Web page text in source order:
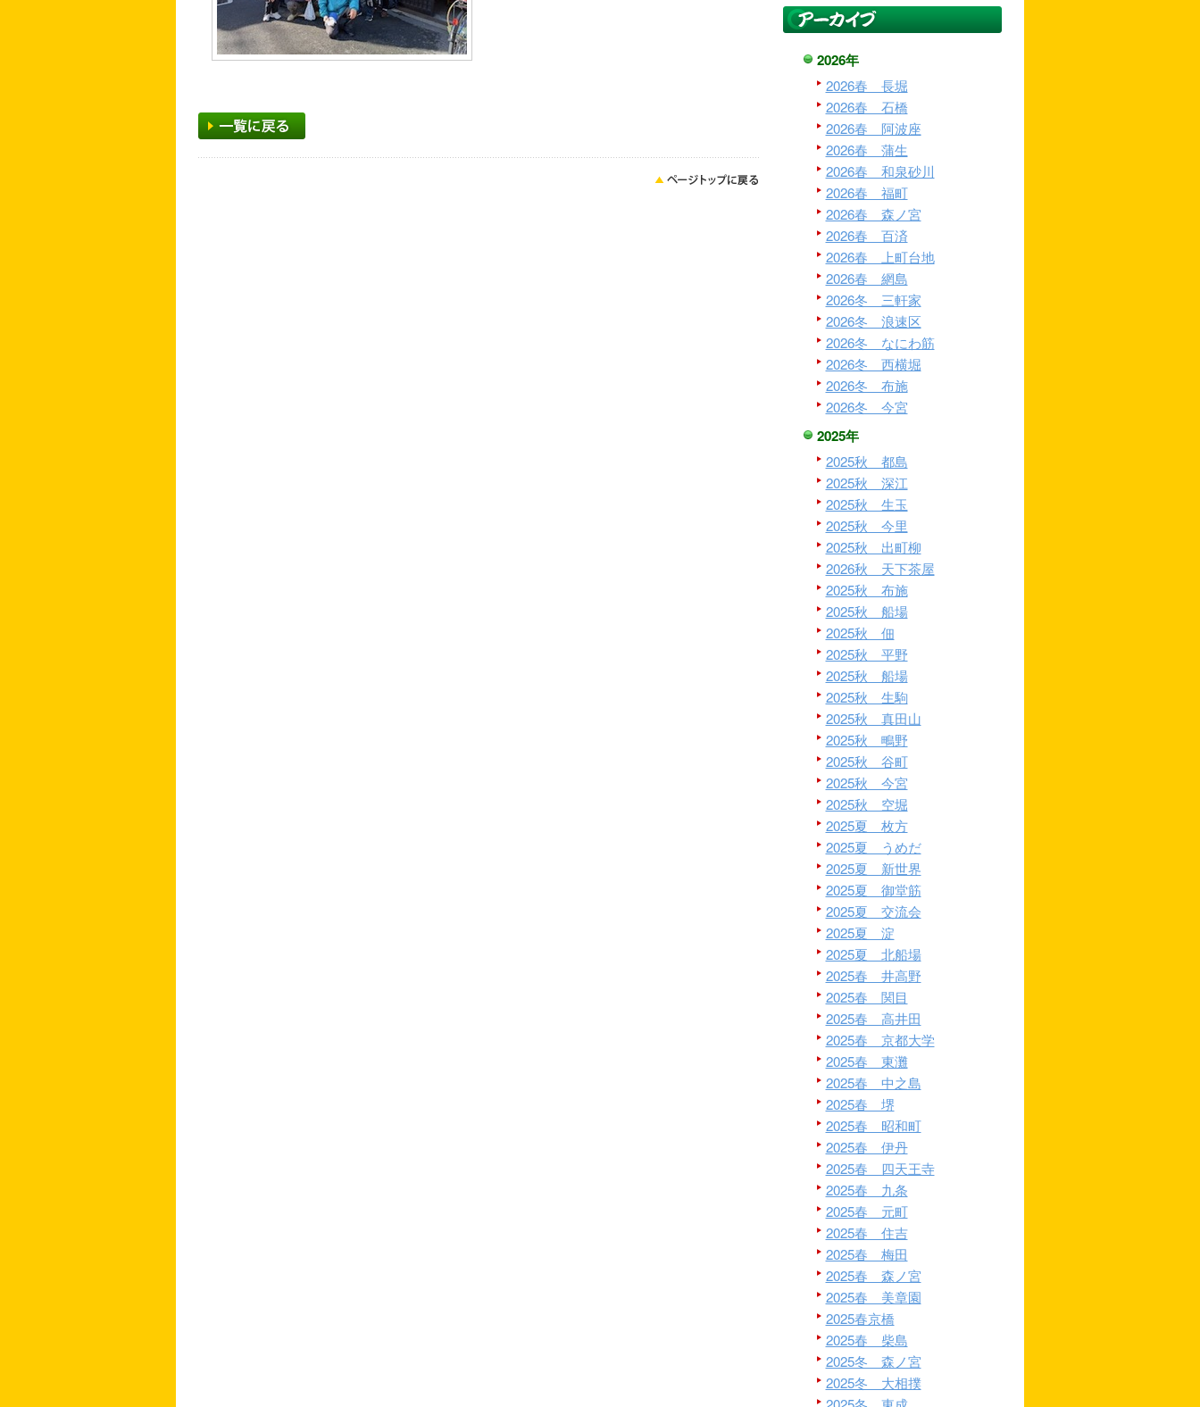
2026年
2026春 長堀
2026春 石橋
2026春 阿波座
2026春 蒲生
2026春 和泉砂川
2026春 福町
2026春 森ノ宮
2026春 百済
2026春 上町台地
2026春 網島
2026冬 三軒家
2026冬 浪速区
2026冬 なにわ筋
2026冬 西横堀
2026冬 布施
2026冬 今宮
2025年
2025秋 都島
2025秋 深江
2025秋 生玉
2025秋 今里
2025秋 出町柳
2026秋 天下茶屋
2025秋 布施
2025秋 船場
2025秋 佃
2025秋 平野
2025秋 船場
2025秋 生駒
2025秋 真田山
2025秋 鴫野
2025秋 谷町
2025秋 今宮
2025秋 空堀
2025夏 枚方
2025夏 うめだ
2025夏 新世界
2025夏 御堂筋
2025夏 交流会
2025夏 淀
2025夏 北船場
2025春 井高野
2025春 関目
2025春 高井田
2025春 京都大学
2025春 東灘
2025春 中之島
2025春 堺
2025春 昭和町
2025春 伊丹
2025春 四天王寺
2025春 九条
2025春 元町
2025春 住吉
2025春 梅田
2025春 森ノ宮
2025春 美章園
2025春京橋
2025春 柴島
2025冬 森ノ宮
2025冬 大相撲